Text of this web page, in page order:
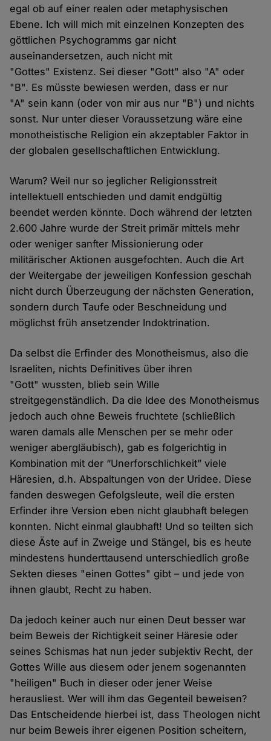
egal ob auf einer realen oder metaphysischen
Ebene. Ich will mich mit einzelnen Konzepten des
göttlichen Psychogramms gar nicht
auseinandersetzen, auch nicht mit
"Gottes" Existenz. Sei dieser "Gott" also "A" oder
"B". Es müsste bewiesen werden, dass er nur
"A" sein kann (oder von mir aus nur "B") und nichts
sonst. Nur unter dieser Voraussetzung wäre eine
monotheistische Religion ein akzeptabler Faktor in
der globalen gesellschaftlichen Entwicklung.
Warum? Weil nur so jeglicher Religionsstreit
intellektuell entschieden und damit endgültig
beendet werden könnte. Doch während der letzten
2.600 Jahre wurde der Streit primär mittels mehr
oder weniger sanfter Missionierung oder
militärischer Aktionen ausgefochten. Auch die Art
der Weitergabe der jeweiligen Konfession geschah
nicht durch Überzeugung der nächsten Generation,
sondern durch Taufe oder Beschneidung und
möglichst früh ansetzender Indoktrination.
Da selbst die Erfinder des Monotheismus, also die
Israeliten, nichts Definitives über ihren
"Gott" wussten, blieb sein Wille
streitgegenständlich. Da die Idee des Monotheismus
jedoch auch ohne Beweis fruchtete (schließlich
waren damals alle Menschen per se mehr oder
weniger abergläubisch), gab es folgerichtig in
Kombination mit der “Unerforschlichkeit” viele
Häresien, d.h. Abspaltungen von der Uridee. Diese
fanden deswegen Gefolgsleute, weil die ersten
Erfinder ihre Version eben nicht glaubhaft belegen
konnten. Nicht einmal glaubhaft! Und so teilten sich
diese Äste auf in Zweige und Stängel, bis es heute
mindestens hunderttausend unterschiedlich große
Sekten dieses "einen Gottes" gibt – und jede von
ihnen glaubt, Recht zu haben.
Da jedoch keiner auch nur einen Deut besser war
beim Beweis der Richtigkeit seiner Häresie oder
seines Schismas hat nun jeder subjektiv Recht, der
Gottes Wille aus diesem oder jenem sogenannten
"heiligen" Buch in dieser oder jener Weise
herausliest. Wer will ihm das Gegenteil beweisen?
Das Entscheidende hierbei ist, dass Theologen nicht
nur beim Beweis ihrer eigenen Position scheitern,